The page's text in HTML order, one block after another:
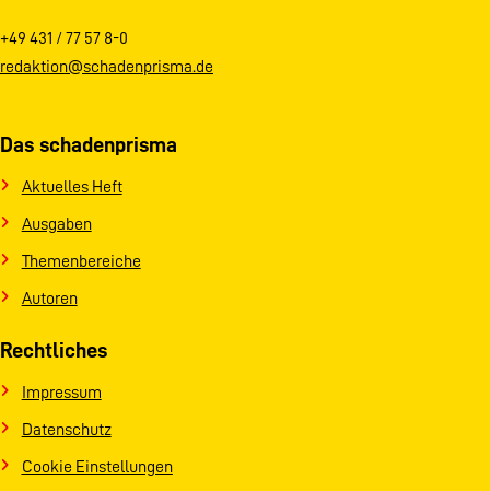
+49 431 / 77 57 8-0
redaktion@schadenprisma.de
Das schadenprisma
Aktuelles Heft
Ausgaben
Themenbereiche
Autoren
Rechtliches
Impressum
Datenschutz
Cookie Einstellungen